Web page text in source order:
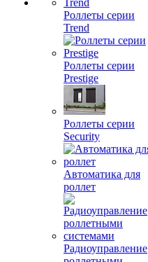
Роллеты серии
Trend
Роллеты серии
Prestige
Роллеты серии
Security
Автоматика для
роллет
Радиоуправление